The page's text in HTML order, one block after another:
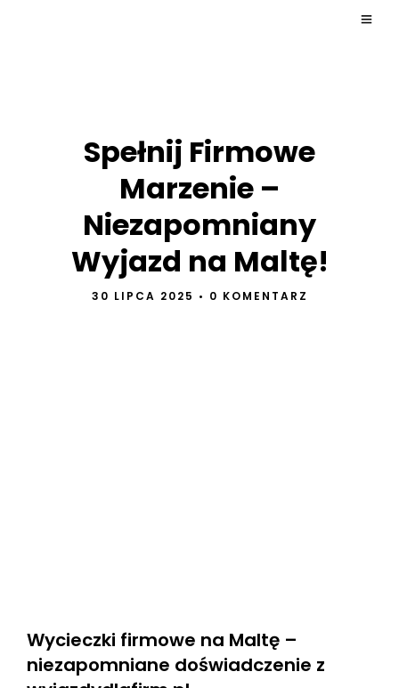
Spełnij Firmowe
Marzenie –
Niezapomniany
Wyjazd na Maltę!
30 LIPCA 2025 • 0 KOMENTARZ
Wycieczki firmowe na Maltę –
niezapomniane doświadczenie z